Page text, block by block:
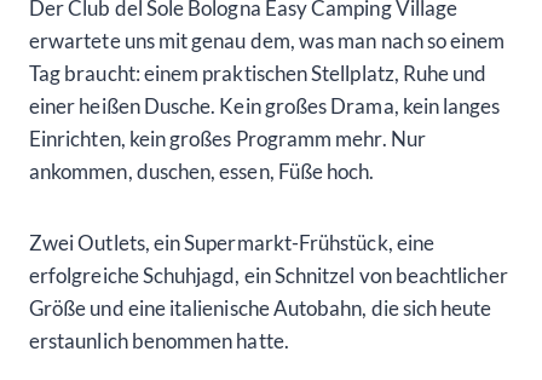
Der Club del Sole Bologna Easy Camping Village
erwartete uns mit genau dem, was man nach so einem
Tag braucht: einem praktischen Stellplatz, Ruhe und
einer heißen Dusche. Kein großes Drama, kein langes
Einrichten, kein großes Programm mehr. Nur
ankommen, duschen, essen, Füße hoch.
Zwei Outlets, ein Supermarkt-Frühstück, eine
erfolgreiche Schuhjagd, ein Schnitzel von beachtlicher
Größe und eine italienische Autobahn, die sich heute
erstaunlich benommen hatte.